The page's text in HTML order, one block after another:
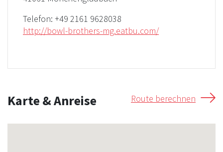
Telefon: +49 2161 9628038
http://bowl-brothers-mg.eatbu.com/
Karte & Anreise Route berechnen